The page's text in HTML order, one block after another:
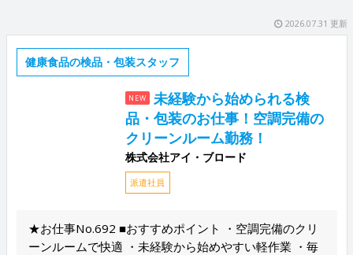
2026.07.31 更新
健康食品の検品・包装スタッフ
NEW
未経験から始められる検
品・包装のお仕事！空調完備の
クリーンルーム勤務！
株式会社アイ・ブロード
派遣社員
★お仕事No.692 ■おすすめポイント ・空調完備のクリ
ーンルームで快適 ・未経験から始めやすい軽作業 ・毎